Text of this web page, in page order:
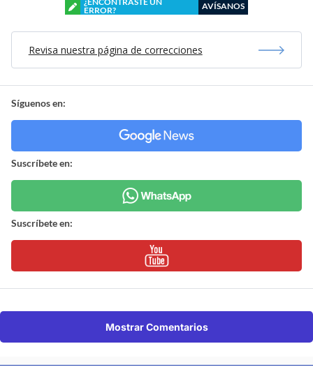
ERROR?
AVÍSANOS
Revisa nuestra página de correcciones
Síguenos en:
Suscríbete en:
Suscríbete en:
Mostrar Comentarios